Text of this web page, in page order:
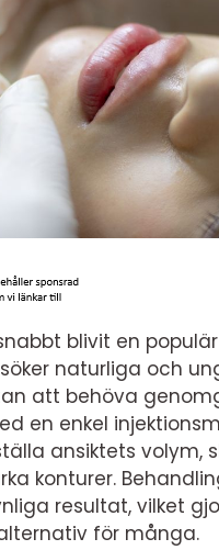
blivit en
naturliga och
att behöva
en enkel
ansiktets volym,
konturer.
resultat, vilket
för många.